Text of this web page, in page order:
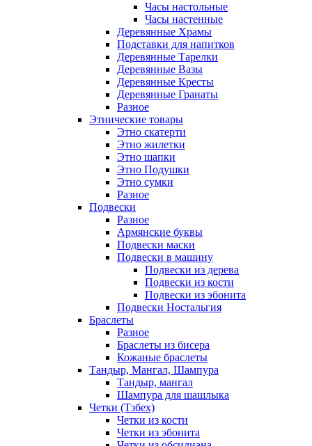
Часы настольные
Часы настенные
Деревянные Храмы
Подставки для напитков
Деревянные Тарелки
Деревянные Вазы
Деревянные Кресты
Деревянные Гранаты
Разное
Этнические товары
Этно скатерти
Этно жилетки
Этно шапки
Этно Подушки
Этно сумки
Разное
Подвески
Разное
Армянские буквы
Подвески маски
Подвески в машину
Подвески из дерева
Подвески из кости
Подвески из эбонита
Подвески Ностальгия
Браслеты
Разное
Браслеты из бисера
Кожаные браслеты
Тандыр, Мангал, Шампура
Тандыр, мангал
Шампура для шашлыка
Четки (Тзбех)
Четки из кости
Четки из эбонита